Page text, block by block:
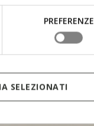
PREFERENZE
SELEZIONATI